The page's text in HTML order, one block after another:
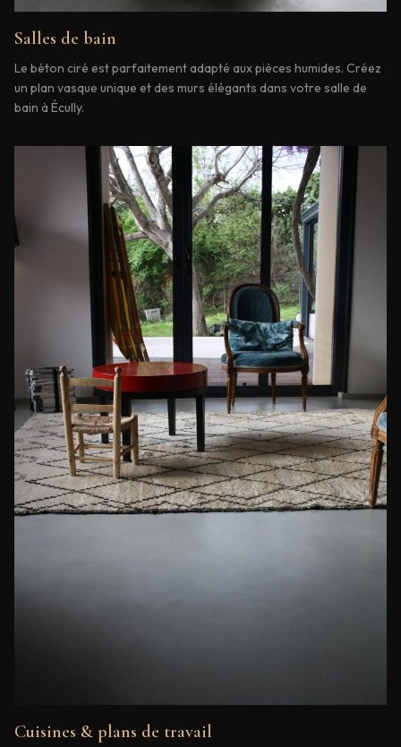
Salles de bain
Le béton ciré est parfaitement adapté aux pièces humides. Créez
un plan vasque unique et des murs élégants dans votre salle de
bain à Écully.
Cuisines & plans de travail